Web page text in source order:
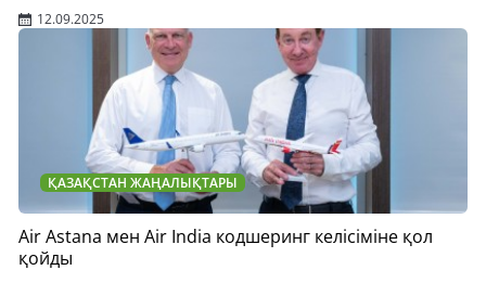
12.09.2025
ҚАЗАҚСТАН ЖАҢАЛЫҚТАРЫ
Air Astana мен Air India кодшеринг келісіміне қол
қойды